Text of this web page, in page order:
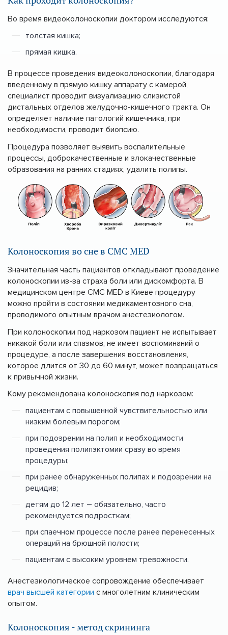
Во время видеоколоноскопии доктором исследуются:
толстая кишка;
прямая кишка.
В процессе проведения видеоколоноскопии, благодаря
введенному в прямую кишку аппарату с камерой,
специалист проводит визуализацию слизистой
дистальных отделов желудочно-кишечного тракта. Он
определяет наличие патологий кишечника, при
необходимости, проводит биопсию.
Процедура позволяет выявить воспалительные
процессы, доброкачественные и злокачественные
образования на ранних стадиях, удалить полипы.
Колоноскопия во сне в CMC MED
Значительная часть пациентов откладывают проведение
колоноскопии из-за страха боли или дискомфорта. В
медицинском центре CMC MED в Киеве процедуру
можно пройти в состоянии медикаментозного сна,
проводимого опытным врачом анестезиологом.
При колоноскопии под наркозом пациент не испытывает
никакой боли или спазмов, не имеет воспоминаний о
процедуре, а после завершения восстановления,
которое длится от 30 до 60 минут, может возвращаться
к привычной жизни.
Кому рекомендована колоноскопия под наркозом:
пациентам с повышенной чувствительностью или
низким болевым порогом;
при подозрении на полип и необходимости
проведения полипэктомии сразу во время
процедуры;
при ранее обнаруженных полипах и подозрении на
рецидив;
детям до 12 лет – обязательно, часто
рекомендуется подросткам;
при спаечном процессе после ранее перенесенных
операций на брюшной полости;
пациентам с высоким уровнем тревожности.
Анестезиологическое сопровождение обеспечивает
врач высшей категории с многолетним клиническим
опытом.
Колоноскопия - метод скрининга